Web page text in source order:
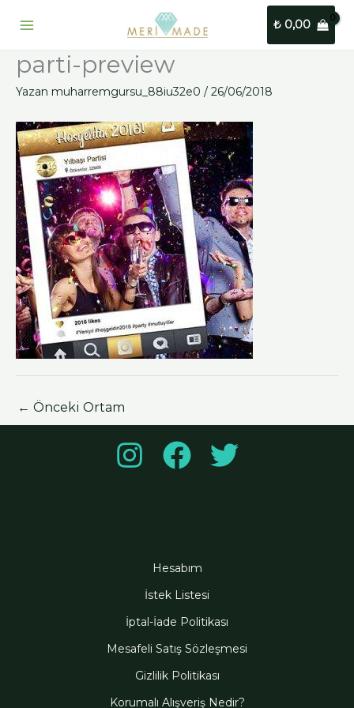
₺ 0,00
parti-preview
Yazan muharremgursu_88iu32e0 / 26/06/2018
← Önceki Ortam
Hesabım
İstek Listesi
İptal-İade Politikası
Mesafeli Satış Sözleşmesi
Gizlilik Politikası
Korumalı Alışveriş Nedir?